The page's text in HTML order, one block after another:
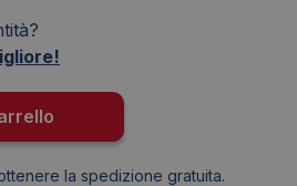
TTCMHP953XLBK
la spedizione gratuita.